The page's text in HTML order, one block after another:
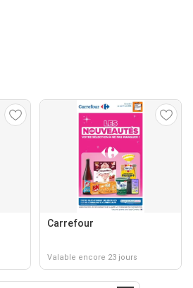
Carrefour
Valable encore 23 jours